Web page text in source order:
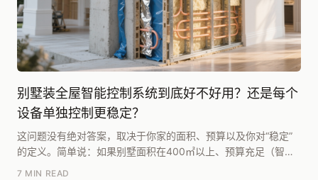
别墅装全屋智能控制系统到底好不好用？还是每个
设备单独控制更稳定？
这问题没有绝对答案，取决于你家的面积、预算以及你对“稳定”
的定义。简单说：如果别墅面积在400㎡以上、预算充足（智能
7 MIN READ